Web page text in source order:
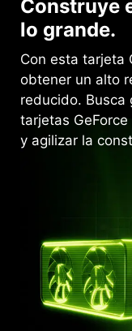
Construye
lo grande.
Con esta tarjeta
obtener un alto
reducido. Busca
tarjetas
y agilizar la